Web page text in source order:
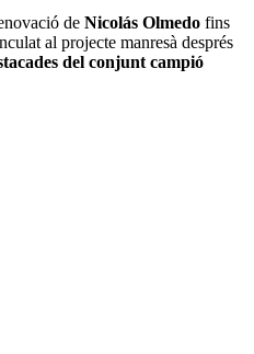
de Nicolás Olmedo fins
al projecte manresà després
del conjunt campió